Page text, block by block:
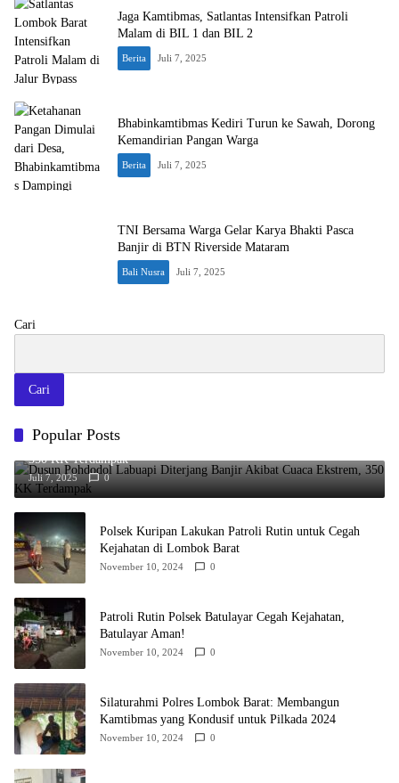
Jaga Kamtibmas, Satlantas Intensifkan Patroli
Malam di BIL 1 dan BIL 2
Berita Juli 7, 2025
Bhabinkamtibmas Kediri Turun ke Sawah, Dorong
Kemandirian Pangan Warga
Berita Juli 7, 2025
TNI Bersama Warga Gelar Karya Bhakti Pasca
Banjir di BTN Riverside Mataram
Bali Nusra Juli 7, 2025
Cari
Cari
Popular Posts
Dusun Pohdodol Labuapi Diterjang Banjir Akibat Cuaca Ekstrem,
350 KK Terdampak
Juli 7, 2025 0
Polsek Kuripan Lakukan Patroli Rutin untuk Cegah
Kejahatan di Lombok Barat
November 10, 2024 0
Patroli Rutin Polsek Batulayar Cegah Kejahatan,
Batulayar Aman!
November 10, 2024 0
Silaturahmi Polres Lombok Barat: Membangun
Kamtibmas yang Kondusif untuk Pilkada 2024
November 10, 2024 0